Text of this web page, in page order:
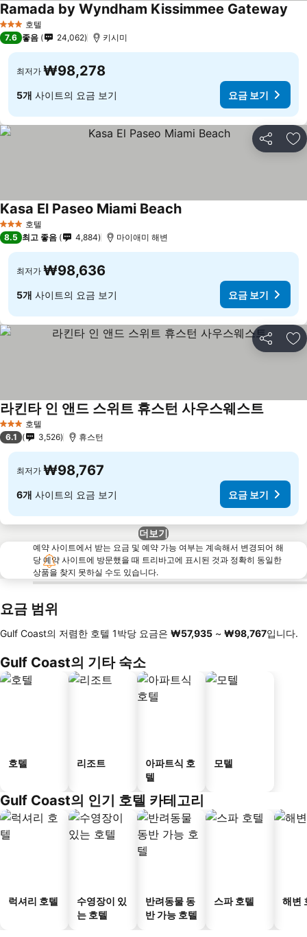
3 성급 호텔
Ramada by Wyndham Kissimmee Gateway
7.6 좋음 24,062 키시미
최저가 ₩98,278
5개 사이트의 요금 보기 요금 보기
공유 즐
3 성급 호텔
Kasa El Paseo Miami Beach
8.5 최고 좋음 4,884 마이애미 해변
최저가 ₩98,636
5개 사이트의 요금 보기 요금 보기
공유 즐
3 성급 호텔
라킨타 인 앤드 스위트 휴스턴 사우스웨스트
6.1 3,526 휴스턴
최저가 ₩98,767
6개 사이트의 요금 보기 요금 보기
더보기
예약 사이트에서 받는 요금 및 예약 가능 여부는 계속해서 변경되어 해
당 예약 사이트에 방문했을 때 트리바고에 표시된 것과 정확히 동일한
상품을 찾지 못하실 수도 있습니다.
요금 범위
Gulf Coast의 저렴한 호텔 1박당 요금은 ‎₩57,935 ~ ‎₩98,767입니다.
Gulf Coast의 기타 숙소
호텔 리조트
아파트식 호
텔
모텔
Gulf Coast의 인기 호텔 카테고리
럭셔리 호텔
수영장이 있
는 호텔
반려동물 동
반 가능 호텔
스파 호텔 해변